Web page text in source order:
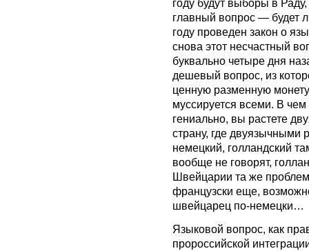
году будут выборы в
главный вопрос — будет
году проведен закон о
снова этот несчастный
буквально четыре дня
дешевый вопрос, из
ценную разменную
муссируется всеми. В
гениально, вы растете
страну, где двуязычными
немецкий, голландский
вообще не говорят,
Швейцарии та же
французски еще,
швейцарец по-немецки…
Языковой вопрос, как
пророссийской